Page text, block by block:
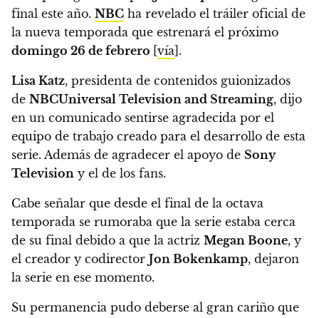
final este año. NBC ha revelado el tráiler oficial de
la nueva temporada que estrenará el próximo
domingo 26 de febrero vía ].
Lisa Katz, presidenta de contenidos guionizados
de NBCUniversal Television and Streaming, dijo
en un comunicado sentirse agradecida por el
equipo de trabajo creado para el desarrollo de esta
serie. Además de agradecer el apoyo de Sony
Television y el de los fans.
Cabe señalar que desde el final de la octava
temporada se rumoraba que la serie estaba cerca
de su final debido a que la actriz Megan Boone, y
el creador y codirector Jon Bokenkamp, dejaron
la serie en ese momento.
Su permanencia pudo deberse al gran cariño que